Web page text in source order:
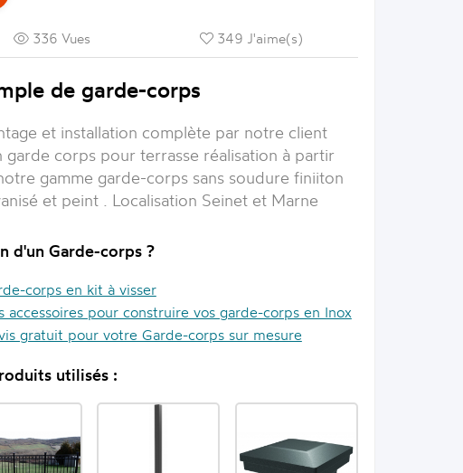
336 Vues 349 J'aime(s)
de garde-corps
et installation complète par notre client
garde corps pour terrasse réalisation à partir
gamme garde-corps sans soudure finiiton
et peint . Localisation Seinet et Marne
d'un Garde-corps ?
corps en kit à visser
accessoires pour construire vos garde-corps en Inox
gratuit pour votre Garde-corps sur mesure
utilisés :